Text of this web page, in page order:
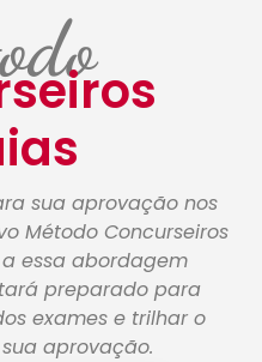
sua aprovação nos
Método Concurseiros
essa abordagem
preparado para
exames e trilhar o
aprovação.